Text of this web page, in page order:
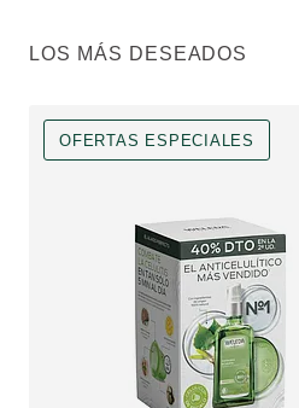
LOS MÁS DESEADOS
OFERTAS ESPECIALES